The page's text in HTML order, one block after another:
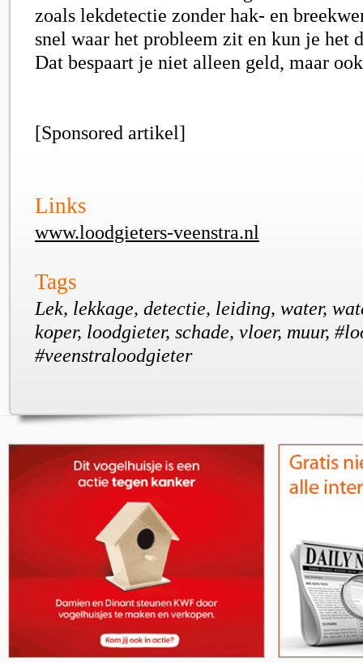
zoals lekdetectie zonder hak- en
snel waar het probleem zit en kun je het
Dat bespaart je niet alleen geld, maar
[Sponsored artikel]
Links
www.loodgieters-veenstra.nl
Tags
Lek, lekkage, detectie, leiding, water,
koper, loodgieter, schade, vloer, muur,
#veenstraloodgieter